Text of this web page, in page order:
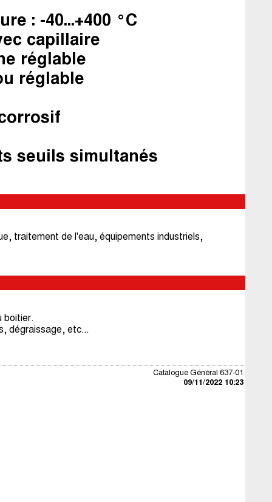
: -40...+400 °C
capillaire
réglable
réglable
seuils simultanés
traitement de l'eau, équipements industriels,
boitier.
dégraissage, etc...
Catalogue Général 637-01
09/11/2022 10:23